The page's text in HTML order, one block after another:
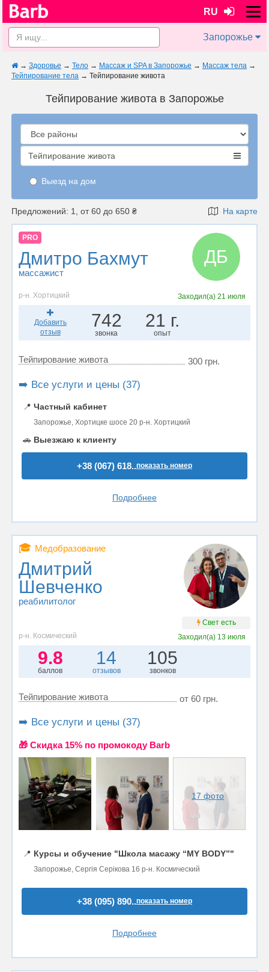
RU
Запорожье
→ Здоровье → Тело → Массаж и SPA в Запорожье → Массаж тела →
Тейпирование тела → Тейпирование живота
Тейпирование живота в Запорожье
Тейпирование живота
Выезд на дом
Предложений: 1, от 60 до 650 ₴ На карте
PRO
Дмитро Бахмут
массажист
ДБ
р-н. Хортицкий Заходил(а)21 июля
Добавить
отзыв
742
звонка
21 г.
опыт
Тейпирование живота 300 грн.
➡️ Все услуги и цены (37)
📍 Частный кабинет
Запорожье, Хортицке шосе 20 р-н. Хортицкий
🚗 Выезжаю к клиенту
+38 (067) 618..показать номер
Подробнее
🎓 Медобразование
Дмитрий
Шевченко
реабилитолог
Свет есть
р-н. Космический
Заходил(а) 13 июля
9.8
баллов
14
отзывов
105
звонков
Тейпирование живота от 60 грн.
➡️ Все услуги и цены (37)
🎁 Cкидка 15% по промокоду Barb
17 фото
📍 Курсы и обучение "Школа масажу “MY BODY”"
Запорожье, Сергія Серікова 16 р-н. Космический
+38 (095) 890..показать номер
Подробнее